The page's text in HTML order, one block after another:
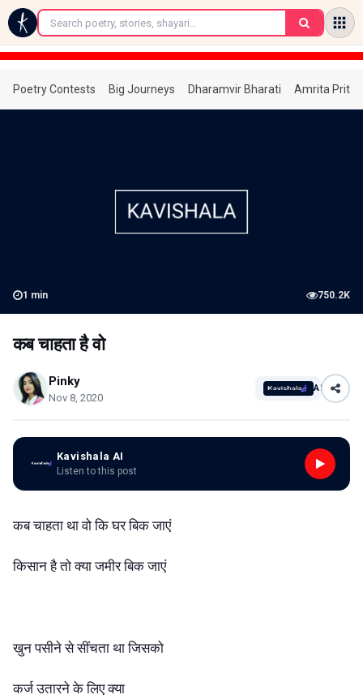
←
Poetry Contests Big Journeys Dharamvir Bharati Amrita
1 min 750.2K
कब चाहता है वो
Pinky
Nov 8, 2020
AI
Kavishala AI
Listen to this post
कब चाहता था वो कि घर बिक जाएं
किसान है तो क्या जमीर बिक जाएं
खुन पसीने से सींचता था जिसको
कर्ज उतारने के लिए क्या